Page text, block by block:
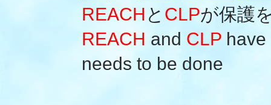
REACH と CLPが保護
REACH and CLP
needs to be done